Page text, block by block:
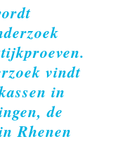
vindt
in
de
Rhenen